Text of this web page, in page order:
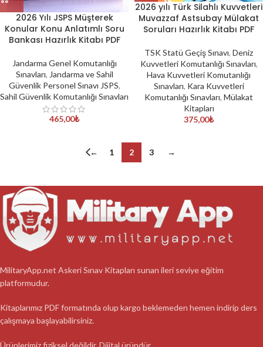
2026 Yılı JSPS Müşterek
Konular Konu Anlatımlı Soru
Bankası Hazırlık Kitabı PDF
Jandarma Genel Komutanlığı
Sınavları, Jandarma ve Sahil
Güvenlik Personel Sınavı JSPS,
Sahil Güvenlik Komutanlığı Sınavları
465,00₺
2026 yılı Türk Silahlı Kuvvetleri
Muvazzaf Astsubay Mülakat
Soruları Hazırlık Kitabı PDF
TSK Statü Geçiş Sınavı, Deniz
Kuvvetleri Komutanlığı Sınavları,
Hava Kuvvetleri Komutanlığı
Sınavları, Kara Kuvvetleri
Komutanlığı Sınavları, Mülakat
Kitapları
375,00₺
← 1 2 3 →
MilitaryApp.net Askeri Sınav Kitapları sunan ileri seviye eğitim
platformudur.
Kitaplarımız PDF formatında olup kargo beklemeden hemen indirip ders
çalışmaya başlayabilirsiniz.
Ürünlerimiz fiziksel değildir. Dijital üründür.